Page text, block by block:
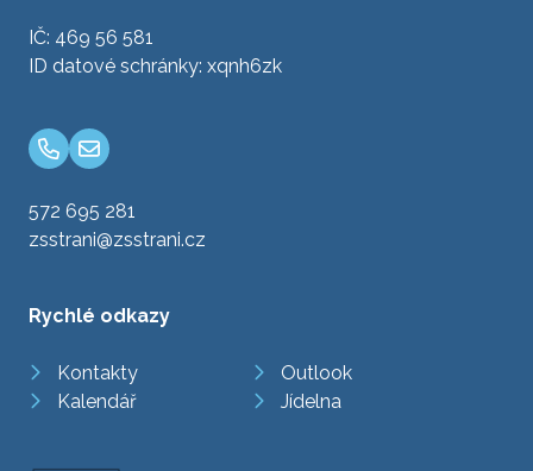
IČ: 469 56 581
ID datové schránky: xqnh6zk
572 695 281
zsstrani@zsstrani.cz
Rychlé odkazy
Kontakty
Outlook
Kalendář
Jídelna